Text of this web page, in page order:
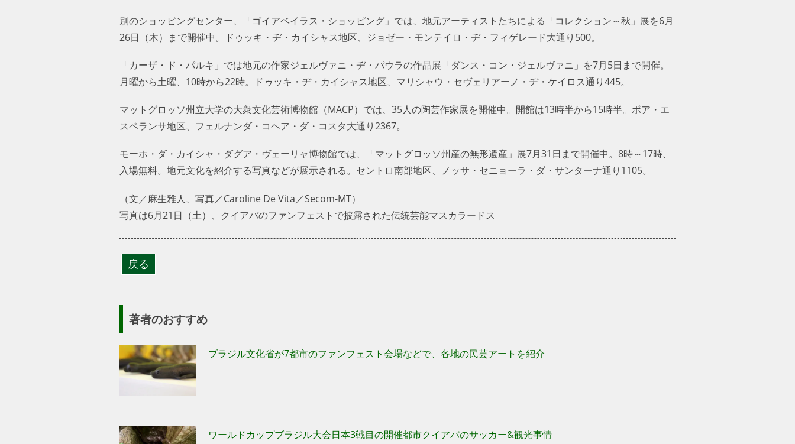
別のショッピングセンター、「ゴイアベイラス・ショッピング」では、地元アーティストたちによる「コレクション～秋」展を6月
26日（木）まで開催中。ドゥッキ・ヂ・カイシャス地区、ジョゼー・モンテイロ・ヂ・フィゲレード大通り500。
「カーザ・ド・パルキ」では地元の作家ジェルヴァニ・ヂ・パウラの作品展「ダンス・コン・ジェルヴァニ」を7月5日まで開催。
月曜から土曜、10時から22時。ドゥッキ・ヂ・カイシャス地区、マリシャウ・セヴェリアーノ・ヂ・ケイロス通り445。
マットグロッソ州立大学の大衆文化芸術博物館（MACP）では、35人の陶芸作家展を開催中。開館は13時半から15時半。ボア・エ
スペランサ地区、フェルナンダ・コヘア・ダ・コスタ大通り2367。
モーホ・ダ・カイシャ・ダグア・ヴェーリャ博物館では、「マットグロッソ州産の無形遺産」展7月31日まで開催中。8時～17時、
入場無料。地元文化を紹介する写真などが展示される。セントロ南部地区、ノッサ・セニョーラ・ダ・サンターナ通り1105。
（文／麻生雅人、写真／Caroline De Vita／Secom-MT）
写真は6月21日（土）、クイアバのファンフェストで披露された伝統芸能マスカラードス
著者のおすすめ
ブラジル文化省が7都市のファンフェスト会場などで、各地の民芸アートを紹介
ワールドカップブラジル大会日本3戦目の開催都市クイアバのサッカー&観光事情